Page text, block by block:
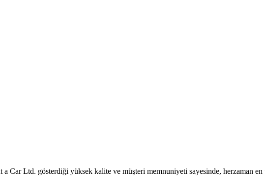
a Car Ltd. gösterdiği yüksek kalite ve müşteri memnuniyeti sayesinde, herzaman en